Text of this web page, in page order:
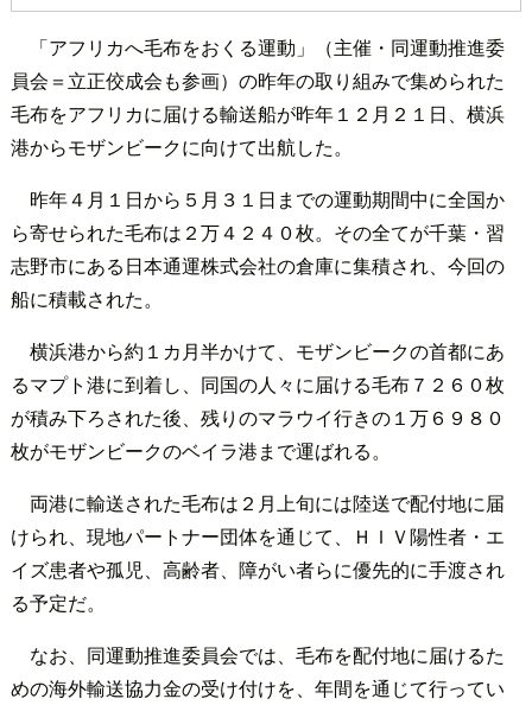
「アフリカへ毛布をおくる運動」（主催・同運動推進委
員会＝立正佼成会も参画）の昨年の取り組みで集められた
毛布をアフリカに届ける輸送船が昨年１２月２１日、横浜
港からモザンビークに向けて出航した。
昨年４月１日から５月３１日までの運動期間中に全国か
ら寄せられた毛布は２万４２４０枚。その全てが千葉・習
志野市にある日本通運株式会社の倉庫に集積され、今回の
船に積載された。
横浜港から約１カ月半かけて、モザンビークの首都にあ
るマプト港に到着し、同国の人々に届ける毛布７２６０枚
が積み下ろされた後、残りのマラウイ行きの１万６９８０
枚がモザンビークのベイラ港まで運ばれる。
両港に輸送された毛布は２月上旬には陸送で配付地に届
けられ、現地パートナー団体を通じて、ＨＩＶ陽性者・エ
イズ患者や孤児、高齢者、障がい者らに優先的に手渡され
る予定だ。
なお、同運動推進委員会では、毛布を配付地に届けるた
めの海外輸送協力金の受け付けを、年間を通じて行ってい